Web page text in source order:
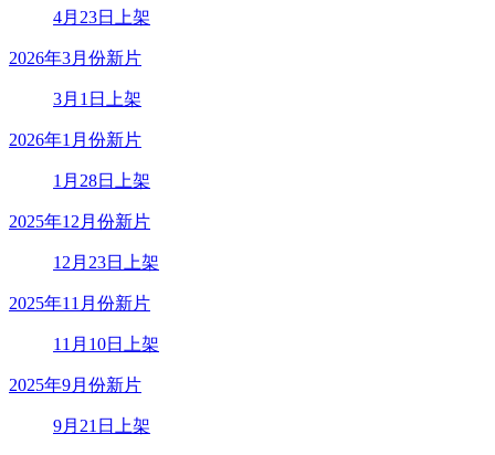
4月23日上架
2026年3月份新片
3月1日上架
2026年1月份新片
1月28日上架
2025年12月份新片
12月23日上架
2025年11月份新片
11月10日上架
2025年9月份新片
9月21日上架